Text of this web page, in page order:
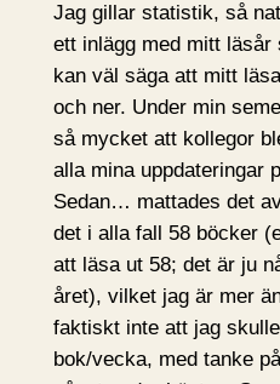
Jag gillar statistik, så
ett inlägg med mitt
kan väl säga att mitt
och ner. Under min
så mycket att kollegor
alla mina uppdateringar
Sedan… mattades det
det i alla fall 58 böcker
att läsa ut 58; det är ju
året), vilket jag är mer
faktiskt inte att jag
bok/vecka, med tanke